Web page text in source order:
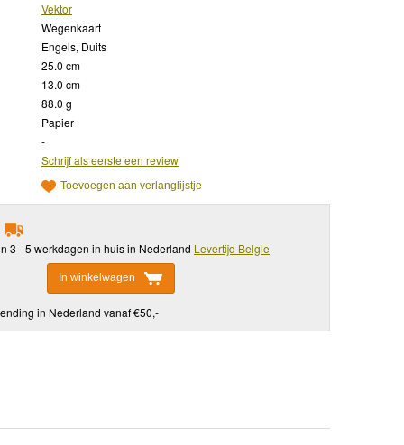
Vektor
Wegenkaart
Engels, Duits
25.0 cm
13.0 cm
88.0 g
Papier
-
Schrijf als eerste een review
Toevoegen aan verlanglijstje
3 - 5 werkdagen in huis in Nederland Levertijd Belgie
In winkelwagen
in Nederland vanaf €50,-